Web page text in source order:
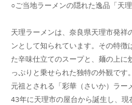
○ご当地ラーメンの隠れた逸品「天理
天理ラーメンは、奈良県天理市発祥
ンとして知られています。その特徴
た辛味仕立てのスープと、麺の上に
っぷりと乗せられた独特の外観です。
元祖とされる「彩華（さいか）ラー
43年に天理市の屋台から誕生し、現